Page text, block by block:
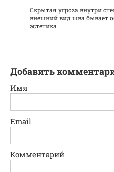
Скрытая угроза внутри
внешний вид шва бывает
эстетика
Добавить
Имя
Email
Комментарий